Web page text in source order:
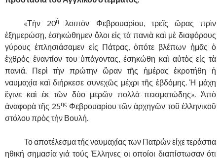
«Τὴν 20ή λοιπὸν Φεβρουαρίου, τρεῖς ὥρας πρὶν
ἐξημερώσῃ, ἐσηκώθημεν ὅλοι εἰς τὰ πανιὰ καὶ μὲ διαφόρους
γύρους ἐπλησιάσαμεν εἰς Πάτρας, ὁπότε βλέπων ἡμᾶς ὁ
ἐχθρός ἐναντίον του ὑπάγοντας, ἐσηκώθη καὶ αὐτὸς εἰς τὰ
πανιά. Περὶ τὴν πρώτην ὥραν τῆς ἡμέρας ἐκροτήθη ἡ
ναυμαχία καὶ διήρκεσε συνεχῶς μέχρι τῆς ἑβδόμης. Ἡ μάχη
ἔγινε καὶ ἐκ τῶν δύο μερῶν πολλὰ πεισματώδης». Ἀπὸ
ἀναφορὰ τῆς 25ηςΦεβρουαρίου τῶν ἀρχηγῶν τοῦ ἑλληνικοῦ
στόλου πρὸς τὴν Βουλή.
Το αποτέλεσμα τής ναυμαχίας των Πατρών είχε τεράστια
ηθική σημασία γιά τούς Έλληνες οι οποίοι διαπίστωσαν ότι